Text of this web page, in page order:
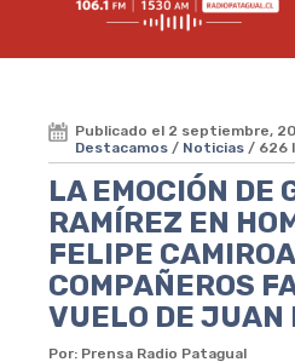
Publicado el 2 septiembre,
Destacamos / Noticias / 626
LA EMOCIÓN DE
RAMÍREZ EN
FELIPE
COMPAÑEROS
VUELO DE JUAN
Por: Prensa Radio Patagual